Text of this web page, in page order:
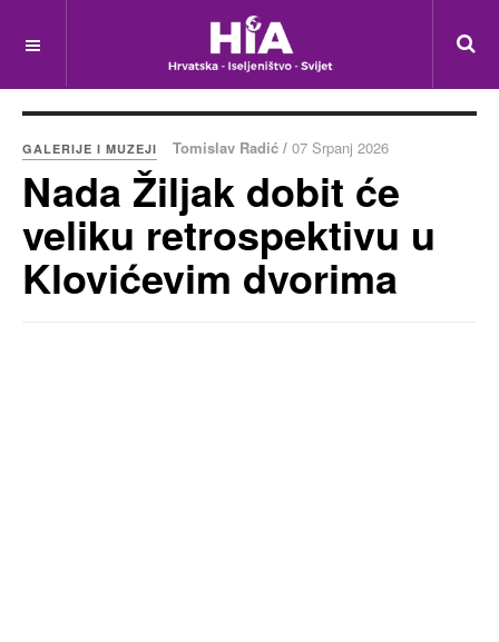
GALERIJE I MUZEJI Tomislav Radić / 07 Srpanj 2026
Nada Žiljak dobit će
veliku retrospektivu u
Klovićevim dvorima